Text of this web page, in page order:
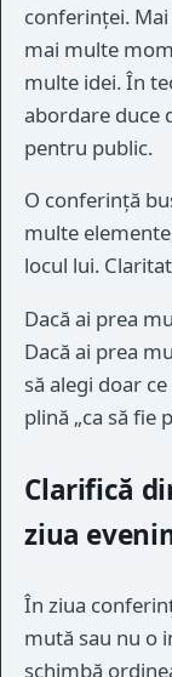
conferinței.
mai multe
multe idei. În
abordare duce
pentru public.
O conferință
multe
locul lui.
Dacă ai prea
Dacă ai prea
să alegi doar
plină „ca să fie
Clarifică
ziua
În ziua
mută sau nu o
schimbă